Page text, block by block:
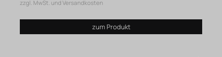
zzgl. MwSt. und Versandkosten
zum Produkt